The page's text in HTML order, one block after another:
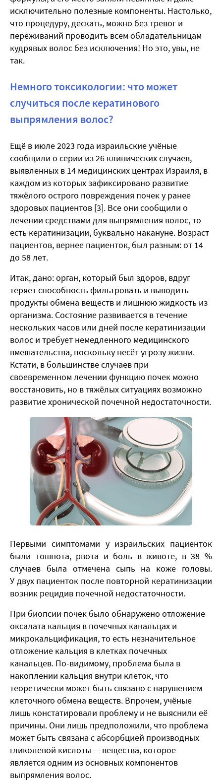
исключительно полезные компоненты. Настолько,
что процедуру, дескать, можно без тревог и
переживаний проводить всем обладательницам
кудрявых волос без исключения! Но это, увы, не
так.
Немного токсикологии: что может
случиться после кератинового
выпрямления волос?
Ещё в июле 2023 года израильские учёные
сообщили о серии из 26 клинических случаев,
выявленных в 14 медицинских центрах Израиля, в
каждом из которых зафиксировано развитие
тяжёлого острого повреждения почек у ранее
здоровых пациентов [3]. Все они сообщили о
лечении средствами для выпрямления волос, то
есть кератинизации, буквально накануне. Возраст
пациентов, вернее пациенток, был разным: от 14
до 58 лет.
Итак, дано: орган, который был здоров, вдруг
теряет способность фильтровать и выводить
продукты обмена веществ и лишнюю жидкость из
организма. Состояние развивается в течение
нескольких часов или дней после кератинизации
волос и требует немедленного медицинского
вмешательства, поскольку несёт угрозу жизни.
Кстати, в большинстве случаев при
своевременном лечении функцию почек можно
восстановить, но в тяжёлых ситуациях возможно
развитие хронической почечной недостаточности.
​Первыми симптомами у израильских пациенток
были тошнота, рвота и боль в животе, в 38 %
случаев была отмечена сыпь на коже головы.
У двух пациенток после повторной кератинизации
возник рецидив почечной недостаточности.
При биопсии почек было обнаружено отложение
оксалата кальция в почечных канальцах и
микрокальцификация, то есть незначительное
отложение кальция в клетках почечных
канальцев. По-видимому, проблема была в
накоплении кальция внутри клеток, что
теоретически может быть связано с нарушением
клеточного обмена веществ. Впрочем, учёные
лишь констатировали проблему и не выяснили её
причины. Они лишь предположили, что проблема
может быть связана с абсорбцией производных
гликолевой кислоты — вещества, которое
является одним из основных компонентов
выпрямления волос.